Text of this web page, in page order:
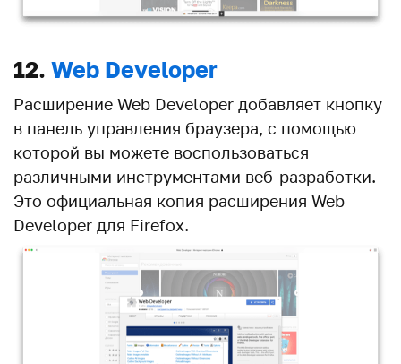
12. Web Developer
Расширение Web Developer добавляет кнопку
в панель управления браузера, с помощью
которой вы можете воспользоваться
различными инструментами веб-разработки.
Это официальная копия расширения Web
Developer для Firefox.